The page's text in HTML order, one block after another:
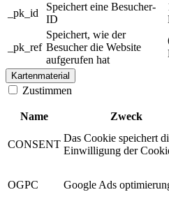
_pk_id
Speichert eine Besucher-
ID
_pk_ref
Speichert, wie der
Besucher die Website
aufgerufen hat
Kartenmaterial
Zustimmen
Name Zweck
CONSENT
Das Cookie speichert
Einwilligung der
OGPC Google Ads